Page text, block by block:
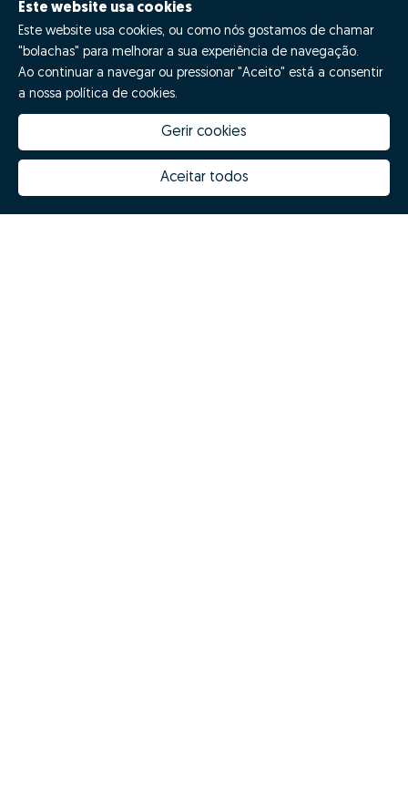
Este website usa cookies
Este website usa cookies, ou como nós gostamos de chamar
"bolachas" para melhorar a sua experiência de navegação.
Ao continuar a navegar ou pressionar "Aceito" está a consentir
a nossa política de cookies.
Gerir cookies
Aceitar todos